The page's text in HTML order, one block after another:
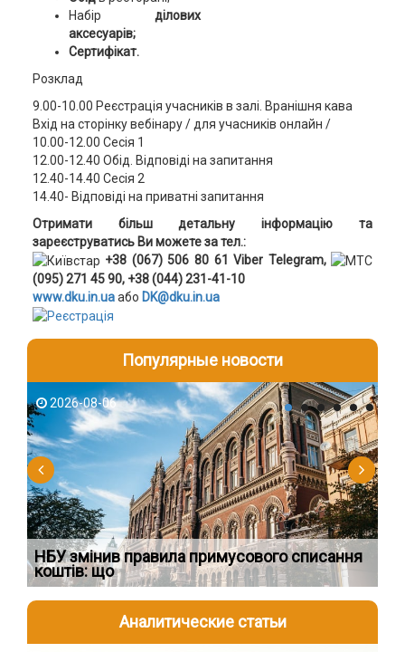
Набір ділових
аксесуарів;
Сертифікат.
Розклад
9.00-10.00 Реєстрація учасників в залі. Вранішня кава
Вхід на сторінку вебінару / для учасників онлайн /
10.00-12.00 Сесія 1
12.00-12.40 Обід. Відповіді на запитання
12.40-14.40 Сесія 2
14.40- Відповіді на приватні запитання
Отримати більш детальну інформацію та
зареєструватись Ви можете за тел.:
+38 (067) 506 80 61 Viber Telegram,
(095) 271 45 90, +38 (044) 231-41-10
www.dku.in.uaабо DK@dku.in.ua
Популярные новости
2026-08-06
НБУ змінив правила примусового списання
коштів: що
Аналитические статьи